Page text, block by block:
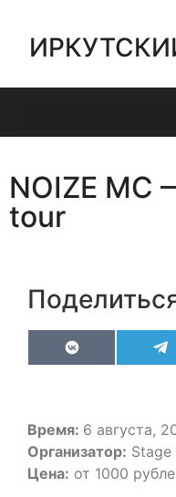
NOIZE MC
tour
VK
Время: 6 августа,
Организатор:
Цена: от 1000